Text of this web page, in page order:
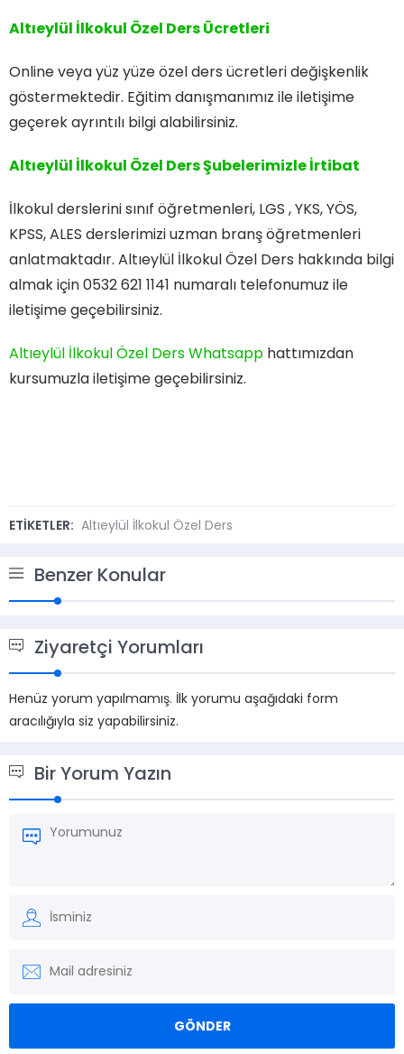
Altıeylül İlkokul Özel Ders Ücretleri
Online veya yüz yüze özel ders ücretleri değişkenlik
göstermektedir. Eğitim danışmanımız ile iletişime
geçerek ayrıntılı bilgi alabilirsiniz.
Altıeylül İlkokul Özel DersŞubelerimizle İrtibat
İlkokul derslerini sınıf öğretmenleri, LGS , YKS, YÖS,
KPSS, ALES derslerimizi uzman branş öğretmenleri
anlatmaktadır. Altıeylül İlkokul Özel Ders hakkında bilgi
almak için 0532 621 1141 numaralı telefonumuz ile
iletişime geçebilirsiniz.
Altıeylül İlkokul Özel Ders Whatsapp hattımızdan
kursumuzla iletişime geçebilirsiniz.
ETİKETLER: Altıeylül İlkokul Özel Ders
Benzer Konular
Ziyaretçi Yorumları
Henüz yorum yapılmamış. İlk yorumu aşağıdaki form
aracılığıyla siz yapabilirsiniz.
Bir Yorum Yazın